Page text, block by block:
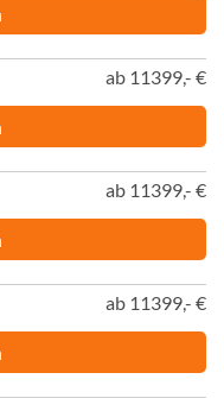
ab 11399,- €
ab 11399,- €
ab 11399,- €